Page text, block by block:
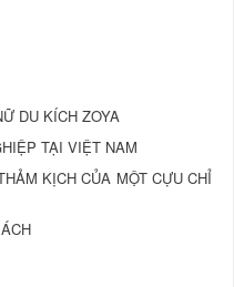
DU KÍCH ZOYA
TẠI VIỆT NAM
KỊCH CỦA MỘT CỰU CHỈ